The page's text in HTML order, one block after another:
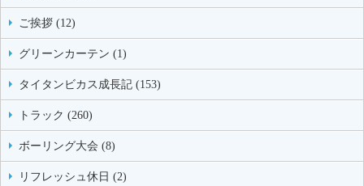
ご挨拶 (12)
グリーンカーテン (1)
タイタンビカス成長記 (153)
トラック (260)
ボーリング大会 (8)
リフレッシュ休日 (2)